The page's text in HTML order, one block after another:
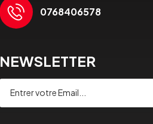
0768406578
NEWSLETTER